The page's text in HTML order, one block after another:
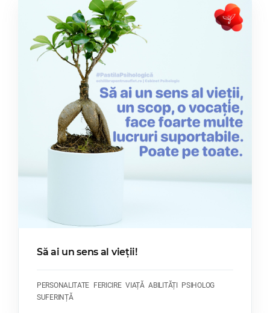
Să ai un sens al vieții!
PERSONALITATE FERICIRE VIAȚĂ ABILITĂȚI
PSIHOLOG
SUFERINȚĂ